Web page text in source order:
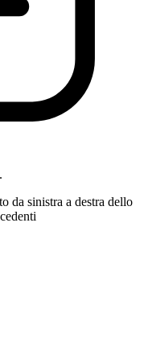
da sinistra a destra dello